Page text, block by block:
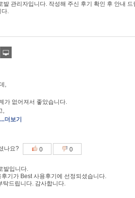
발 관리자입니다. 작성해 주신 후기 확인 후 안내
다.
,
가 없어져서 좋았습니다.
,
...더보기
나요? 0 0
발입니다.
기가 Best 사용후기에 선정되셨습니다.
탁드립니다. 감사합니다.